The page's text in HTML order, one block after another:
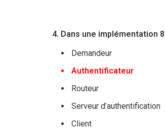
4. Dans une implémentation
Demandeur
Authentificateur
Routeur
Serveur d’authentification
Client